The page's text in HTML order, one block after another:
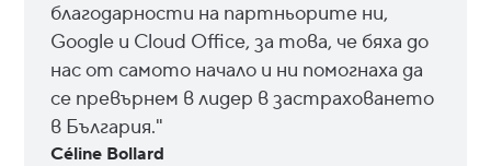
благодарности на партньорите ни,
Google и Cloud Office, за това, че бяха до
нас от самото начало и ни помогнаха да
се превърнем в лидер в застраховането
в България."
Céline Bollard